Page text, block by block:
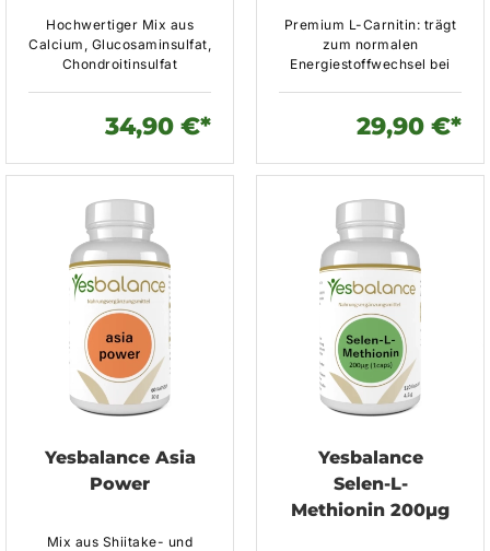
Hochwertiger Mix aus
Calcium, Glucosaminsulfat,
Chondroitinsulfat
34,90 €*
Premium L-Carnitin: trägt
zum normalen
Energiestoffwechsel bei
29,90 €*
Yesbalance Asia
Power
Mix aus Shiitake- und
Yesbalance
Selen-L-
Methionin 200µg